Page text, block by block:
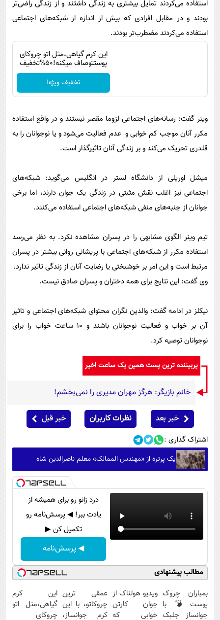
استفاده می‌کردند تمایل بیشتری به زندگی داشتند و از زندگی راضی‌تر
بودند و در مقابل افرادی که بیش از اندازه از شبکه‌های اجتماعی
استفاده می‌کردند مضطرب‌تر بودند.
این کرم گیاهی،مثل اتو چروکای
پوستتوصاف میکنه!50%تخفیف
تخفیف ویژه!
وینر گفت: رسانه‌های اجتماعی لزوما مقصر نیستند و در واقع استفاده
مکرر آنان موجب کم خوابی و عدم فعالیت می‌شود و یا نوجوانان را به
قلدری تحریک می‌کند و بر زندگی آنان تاثیرگذار است.
میشل اوریلی از دانشگاه لستر در انگلیس می‌گوید: شبکه‌های
اجتماعی نیز اغلب نقش مثبتی در زندگی یک جوان دارند، اما برخی
جوانان از جنبه‌های منفی شبکه‌های اجتماعی استفاده می‌کنند.
تیم وینر الگوی مشابهی را در پسران مشاهده نکرد. به نظر می‌رسد
استفاده مکرر از شبکه‌های اجتماعی با پریشانی روانی بیشتر در پسران
مرتبط است و این امر بر خوشبختی یا رضایت آنان از زندگی تاثیر ندارد.
وی گفت: این نتایج برای همه دختران و پسران صادق نیست.
نیکلز در ادامه گفت: والدین نگران محتوای شبکه‌های اجتماعی و تاثیر
آن بر خواب و فعالیت نوجوانان باشند و 10 ساعت خواب را برای
نوجوانان توصیه کرد.
پربیننده ترین پست همین یک ساعت اخیر
خانم بازیگر: هرگز مهران مدیری را نمی‌بخشم!
خبر بعد نظرات کاربران خبر قبل
اشتراک گذاری :
یک پرتره از «مهندس الممالک» معلم ناصرالدین شاه
درد زانو رو برای همیشه از
یادت ببر! ◀ پرسش‌نامه رو
تکمیل کن ▶
◀ پرسش‌نامه
مطالب پیشنهادی
بمباران چروک
پوست💣با
جوانساز جلبک
ویدیو هولناک از
جوان کارتن
خوابی که
عمقی ترین
چروکاتو، با این
کرم جوانساز،
این کرم
گیاهی،مثل اتو
چروکای